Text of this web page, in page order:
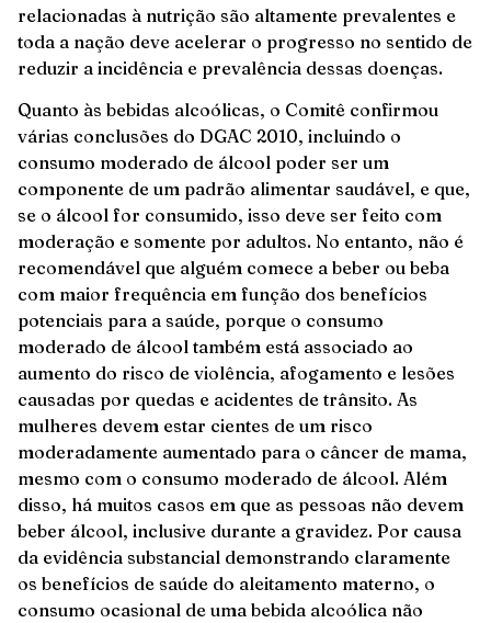
relacionadas à nutrição são altamente prevalentes e
toda a nação deve acelerar o progresso no sentido de
reduzir a incidência e prevalência dessas doenças.
Quanto às bebidas alcoólicas, o Comitê confirmou
várias conclusões do DGAC 2010, incluindo o
consumo moderado de álcool poder ser um
componente de um padrão alimentar saudável, e que,
se o álcool for consumido, isso deve ser feito com
moderação e somente por adultos. No entanto, não é
recomendável que alguém comece a beber ou beba
com maior frequência em função dos benefícios
potenciais para a saúde, porque o consumo
moderado de álcool também está associado ao
aumento do risco de violência, afogamento e lesões
causadas por quedas e acidentes de trânsito. As
mulheres devem estar cientes de um risco
moderadamente aumentado para o câncer de mama,
mesmo com o consumo moderado de álcool. Além
disso, há muitos casos em que as pessoas não devem
beber álcool, inclusive durante a gravidez. Por causa
da evidência substancial demonstrando claramente
os benefícios de saúde do aleitamento materno, o
consumo ocasional de uma bebida alcoólica não